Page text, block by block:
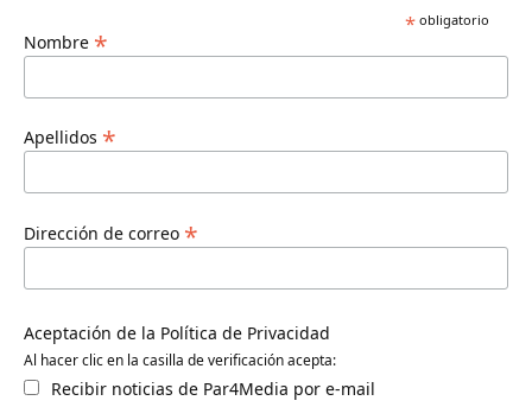
*obligatorio
Nombre *
Apellidos *
Dirección de correo *
Aceptación de la Política de Privacidad
Al hacer clic en la casilla de verificación acepta:
Recibir noticias de Par4Media por e-mail